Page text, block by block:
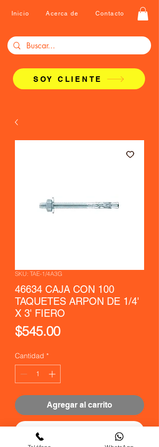
Inicio Acerca de Contacto
SOY CLIENTE
SKU: TAE-1/4A3G
46634 CAJA CON 100
TAQUETES ARPON DE 1/4'
X 3' FIERO
$545.00Precio
Cantidad *
Agregar al carrito